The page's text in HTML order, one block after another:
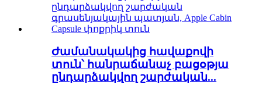
Ժամանակակից հավաքովի
տուն՝ հանրաճանաչ բացօթյա
ընդարձակվող շարժական...